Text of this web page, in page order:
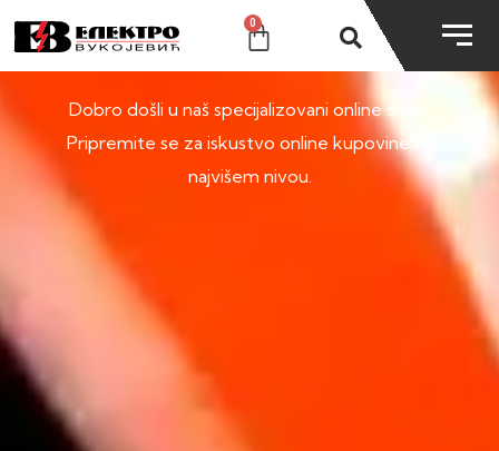
0
SHOP
Dobro došli u naš specijalizovani online shop.
Pripremite se za iskustvo online kupovine na
najvišem nivou.